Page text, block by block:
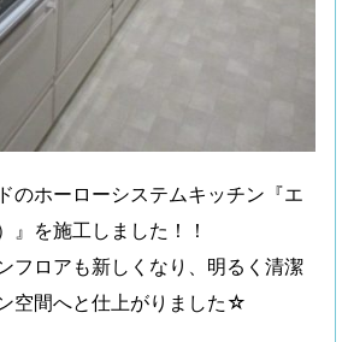
のホーローシステムキッチン『エ
』を施工しました！！
フロアも新しくなり、明るく清潔
空間へと仕上がりました☆